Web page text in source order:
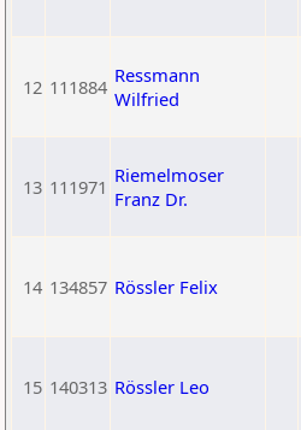
12 111884 Ressmann
Wilfried
13 111971 Riemelmoser
Franz Dr.
14 134857 Rössler Felix
15 140313 Rössler Leo